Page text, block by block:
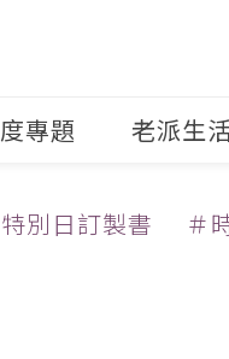
專題 老派生
別日訂製書 ＃